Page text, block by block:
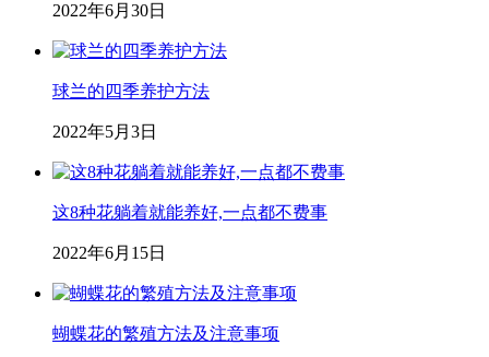
2022年6月30日
球兰的四季养护方法
2022年5月3日
这8种花躺着就能养好,一点都不费事
2022年6月15日
蝴蝶花的繁殖方法及注意事项